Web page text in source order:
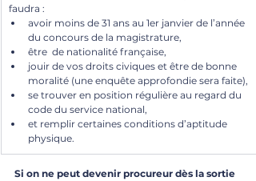
faudra :
avoir moins de 31 ans au 1er janvier de l’année
du concours de la magistrature,
être  de nationalité française,
jouir de vos droits civiques et être de bonne
moralité (une enquête approfondie sera faite),
se trouver en position régulière au regard du
code du service national,
et remplir certaines conditions d’aptitude
physique.
Si on ne peut devenir procureur dès la sortie